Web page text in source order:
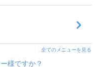
全てのメニューを見る
様ですか？